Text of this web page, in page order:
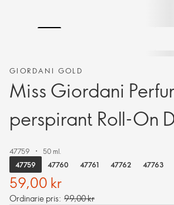
GIORDANI GOLD
Miss Giordani
perspirant Roll-On
47759
50 ml.
47759
47760 47761 47762 47763
59,00 kr
Ordinarie pris: 99,00 kr